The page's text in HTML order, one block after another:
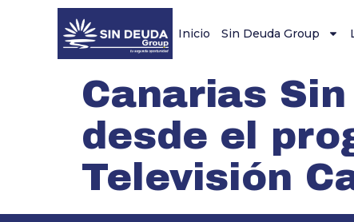
Inicio Sin Deuda Group
Canarias
desde el
Televisión